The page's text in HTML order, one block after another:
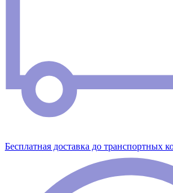
Бесплатная доставка до транспортных